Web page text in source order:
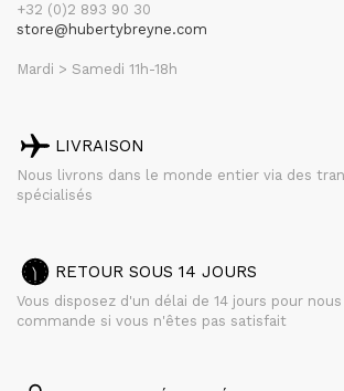
+32 (0)2 893 90 30
store@hubertybreyne.com
Mardi > Samedi 11h-18h
LIVRAISON
Nous livrons dans le monde entier via des
spécialisés
RETOUR SOUS 14 JOURS
Vous disposez d'un délai de 14 jours pour
commande si vous n'êtes pas satisfait